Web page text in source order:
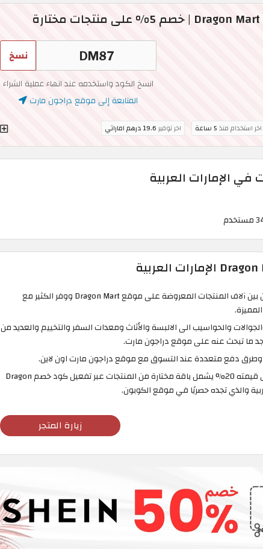
نسخ
انسخ الكود واستخدمه عند انهاء عملية الشراء
المتابعة إلى موقع دراجون مارت
اخر استخدام منذ5 ساعة اخر توفير19.6 درهم اماراتي
في الإمارات العربية
اختر ما يناسبك من بين آلاف المنتجات المعروضة على موقع Dragon Mart ووفر الكثير مع
والحواسيب الى الالبسة والأثاث ومعدات السفر والتخييم والعديد من
ما تبحث عنه على موقع دراجون مارت.
دفع متعددة عند التسوق مع موقع دراجون مارت اون لاين.
استفد من تخفيض قيمته 20% يشمل باقة مختارة من المنتجات عبر تفعيل كود خصم Dragon
زيارة المتجر